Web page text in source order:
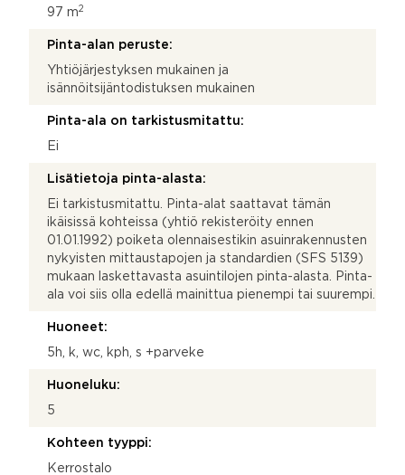
97 m2
Pinta-alan peruste:
Yhtiöjärjestyksen mukainen ja
isännöitsijäntodistuksen mukainen
Pinta-ala on tarkistusmitattu:
Ei
Lisätietoja pinta-alasta:
Ei tarkistusmitattu. Pinta-alat saattavat tämän
ikäisissä kohteissa (yhtiö rekisteröity ennen
01.01.1992) poiketa olennaisestikin asuinrakennusten
nykyisten mittaustapojen ja standardien (SFS 5139)
mukaan laskettavasta asuintilojen pinta-alasta. Pinta-
ala voi siis olla edellä mainittua pienempi tai suurempi.
Huoneet:
5h, k, wc, kph, s +parveke
Huoneluku:
5
Kohteen tyyppi:
Kerrostalo